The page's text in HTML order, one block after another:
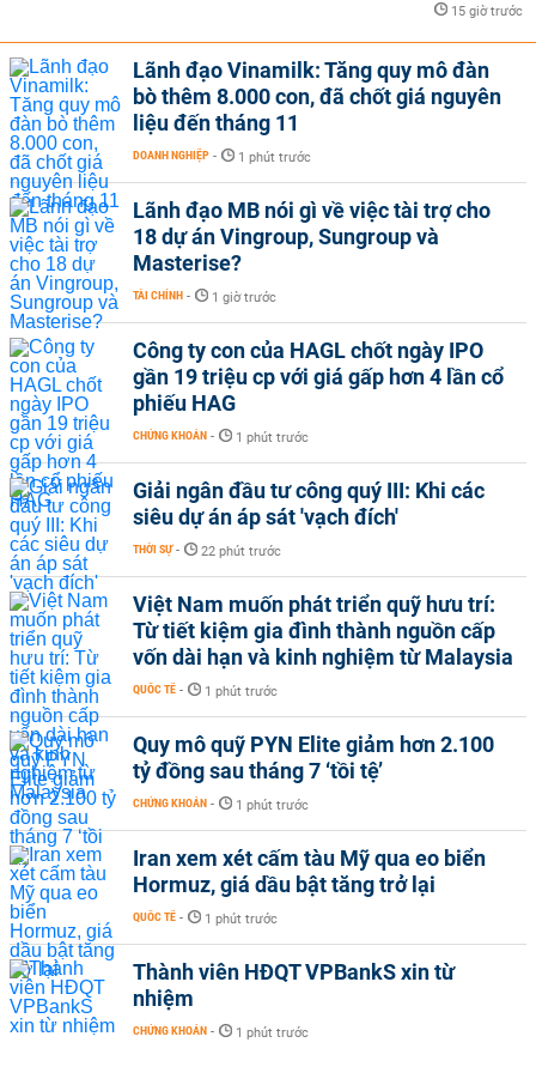
15 giờ trước
Lãnh đạo Vinamilk: Tăng quy mô đàn
bò thêm 8.000 con, đã chốt giá nguyên
liệu đến tháng 11
DOANH NGHIỆP - 1 phút trước
Lãnh đạo MB nói gì về việc tài trợ cho
18 dự án Vingroup, Sungroup và
Masterise?
TÀI CHÍNH - 1 giờ trước
Công ty con của HAGL chốt ngày IPO
gần 19 triệu cp với giá gấp hơn 4 lần cổ
phiếu HAG
CHỨNG KHOÁN - 1 phút trước
Giải ngân đầu tư công quý III: Khi các
siêu dự án áp sát 'vạch đích'
THỜI SỰ - 22 phút trước
Việt Nam muốn phát triển quỹ hưu trí:
Từ tiết kiệm gia đình thành nguồn cấp
vốn dài hạn và kinh nghiệm từ Malaysia
QUỐC TẾ - 1 phút trước
Quy mô quỹ PYN Elite giảm hơn 2.100
tỷ đồng sau tháng 7 ‘tồi tệ’
CHỨNG KHOÁN - 1 phút trước
Iran xem xét cấm tàu Mỹ qua eo biển
Hormuz, giá dầu bật tăng trở lại
QUỐC TẾ - 1 phút trước
Thành viên HĐQT VPBankS xin từ
nhiệm
CHỨNG KHOÁN - 1 phút trước